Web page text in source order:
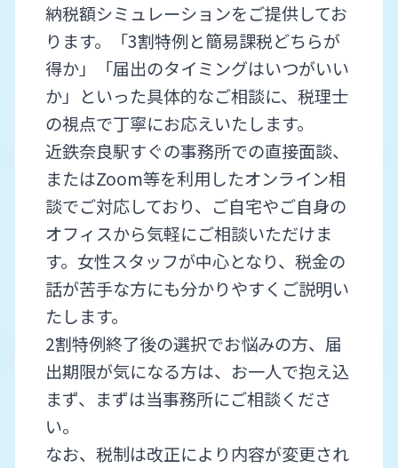
納税額シミュレーションをご提供してお
ります。「3割特例と簡易課税どちらが
得か」「届出のタイミングはいつがいい
か」といった具体的なご相談に、税理士
の視点で丁寧にお応えいたします。
近鉄奈良駅すぐの事務所での直接面談、
またはZoom等を利用したオンライン相
談でご対応しており、ご自宅やご自身の
オフィスから気軽にご相談いただけま
す。女性スタッフが中心となり、税金の
話が苦手な方にも分かりやすくご説明い
たします。
2割特例終了後の選択でお悩みの方、届
出期限が気になる方は、お一人で抱え込
まず、まずは当事務所にご相談くださ
い。
なお、税制は改正により内容が変更され